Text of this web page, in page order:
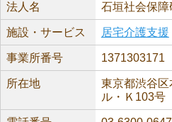
法人名 石垣社会保障
施設・サービス 居宅介護支援
事業所番号 1371303171
所在地
東京都渋谷
ル・Ｋ103号